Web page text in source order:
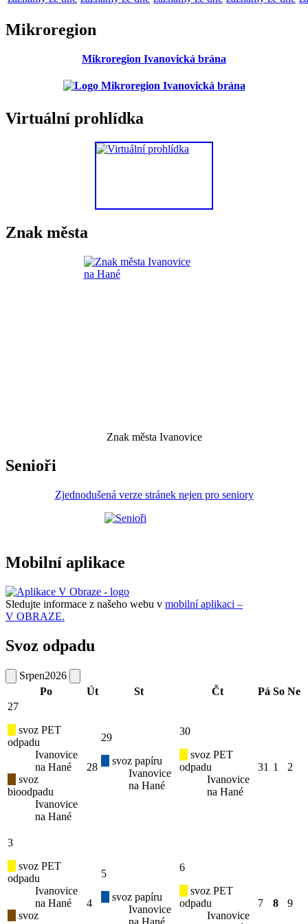
Mikroregion
Mikroregion Ivanovická brána
Virtuální prohlídka
Znak města
Znak města Ivanovice
Senioři
Zjednodušená verze stránek nejen pro seniory
Mobilní aplikace
Sledujte informace z našeho webu v mobilní aplikaci –
V OBRAZE.
Svoz odpadu
Srpen2026
Po
Út St Čt Pá So Ne
27
svoz PET
odpadu
Ivanovice
na Hané
svoz
bioodpadu
Ivanovice
na Hané
28
29
svoz papíru
Ivanovice
na Hané
30
svoz PET
odpadu
Ivanovice
na Hané
31 1 2
3
svoz PET
odpadu
Ivanovice
na Hané
svoz
4
5
svoz papíru
Ivanovice
na Hané
6
svoz PET
odpadu
Ivanovice
7 8 9